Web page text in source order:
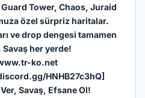
Tower, Chaos, Juraid
özel sürpriz haritalar.
ve drop dengesi tamamen
Savaş her yerde!
ko.net
HNHB27c3hQ]
Savaş, Efsane Ol!